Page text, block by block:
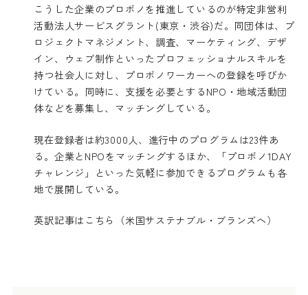
こうした企業のプロボノを推進しているのが特定非営利
活動法人サービスグラント(東京・渋谷)だ。同団体は、プ
ロジェクトマネジメント、調査、マーケティング、デザ
イン、ウェブ制作といったプロフェッショナルスキルを
持つ社会人に対し、プロボノワーカーへの登録を呼びか
けている。同時に、支援を必要とするNPO・地域活動団
体などを募集し、マッチングしている。
現在登録者は約3000人、進行中のプログラムは23件あ
る。企業とNPOをマッチングするほか、「プロボノ1DAY
チャレンジ」といった気軽に参加できるプログラムも各
地で展開している。
英訳記事はこちら（米国サステナブル・ブランズへ）